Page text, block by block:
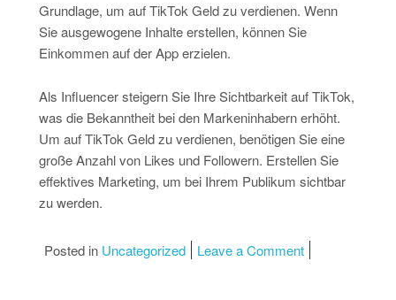
Grundlage, um auf TikTok Geld zu verdienen. Wenn
Sie ausgewogene Inhalte erstellen, können Sie
Einkommen auf der App erzielen.
Als Influencer steigern Sie Ihre Sichtbarkeit auf TikTok,
was die Bekanntheit bei den Markeninhabern erhöht.
Um auf TikTok Geld zu verdienen, benötigen Sie eine
große Anzahl von Likes und Followern. Erstellen Sie
effektives Marketing, um bei Ihrem Publikum sichtbar
zu werden.
Posted in Uncategorized Leave a Commenton Videos Von